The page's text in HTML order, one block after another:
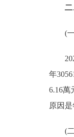
二
(一)
2022
年
6.16萬
原因
(二)